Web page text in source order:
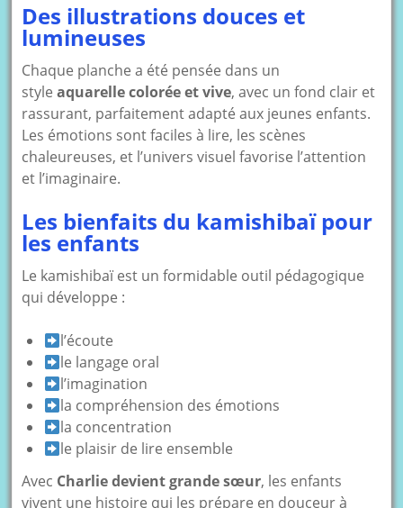
Des illustrations douces et
lumineuses
Chaque planche a été pensée dans un
styleaquarelle colorée et vive, avec un fond clair et
rassurant, parfaitement adapté aux jeunes enfants.
Les émotions sont faciles à lire, les scènes
chaleureuses, et l’univers visuel favorise l’attention
et l’imaginaire.
Les bienfaits du kamishibaï pour
les enfants
Le kamishibaï est un formidable outil pédagogique
qui développe :
l’écoute
le langage oral
l’imagination
la compréhension des émotions
la concentration
le plaisir de lire ensemble
Avec Charlie devient grande sœur, les enfants
vivent une histoire qui les prépare en douceur à